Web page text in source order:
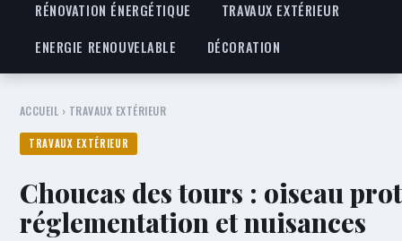
RÉNOVATION ÉNERGÉTIQUE
TRAVAUX EXTÉRIEUR
ENERGIE RENOUVELABLE
DÉCORATION
ACCUEIL › TRAVAUX EXTÉRIEUR
TRAVAUX EXTÉRIEUR
Choucas des tours : oiseau
réglementation et nuisances